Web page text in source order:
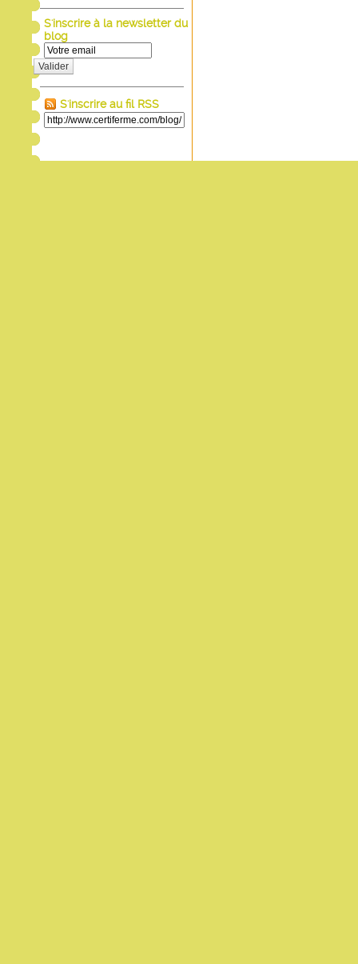
S'inscrire à la newsletter du
blog
Valider
S'inscrire au fil RSS